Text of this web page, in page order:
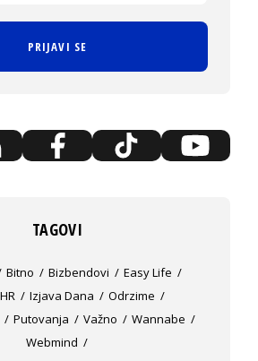
PRIJAVI SE
TAGOVI
Bitno Bizbendovi
Easy Life
HR Izjava Dana
Odrzime
Putovanja Važno
Wannabe
Webmind